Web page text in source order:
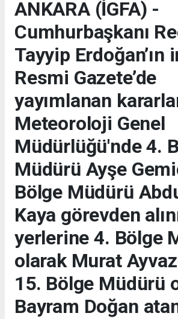
ANKARA (İGFA) -
Cumhurbaşkanı
Tayyip Erdoğan’ın
Resmi Gazete’de
yayımlanan
Meteoroloji Genel
Müdürlüğü'nde 4.
Müdürü Ayşe
Bölge Müdürü
Kaya görevden
yerlerine 4. Bölge
olarak Murat
15. Bölge Müdürü
Bayram Doğan